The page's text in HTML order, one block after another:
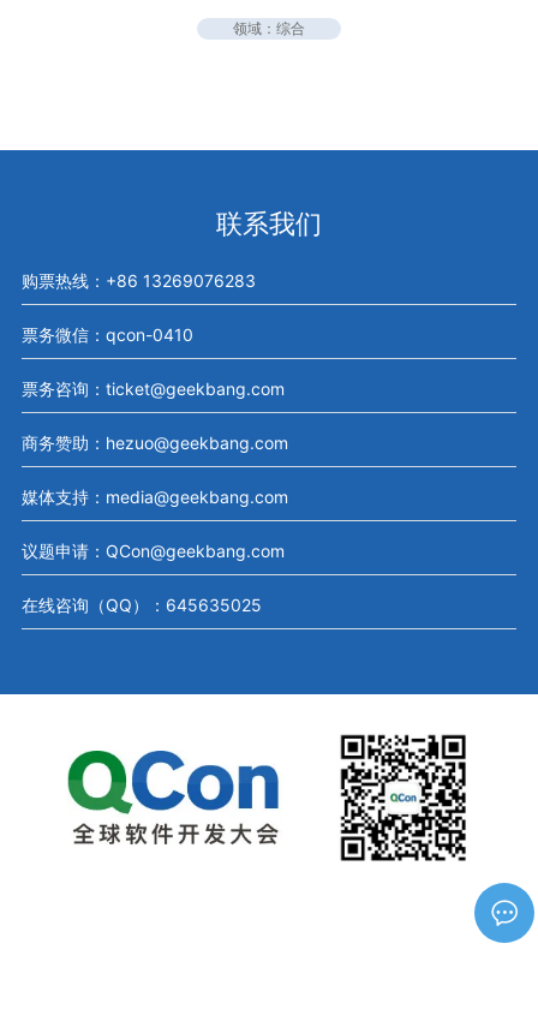
领域：综合
联系我们
购票热线：+86 13269076283
票务微信：qcon-0410
票务咨询：ticket@geekbang.com
商务赞助：hezuo@geekbang.com
媒体支持：media@geekbang.com
议题申请：QCon@geekbang.com
在线咨询（QQ）：645635025